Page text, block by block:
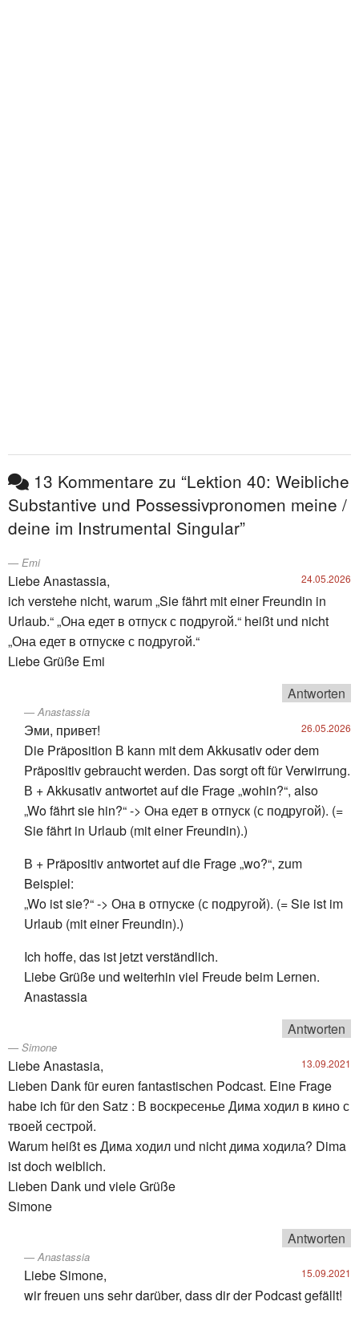
13 Kommentare zu “Lektion 40: Weibliche
Substantive und Possessivpronomen meine /
deine im Instrumental Singular”
Emi
24.05.2026
Liebe Anastassia,
ich verstehe nicht, warum „Sie fährt mit einer Freundin in
Urlaub.“ „Она едет в отпуск с подругой.“ heißt und nicht
„Она едет в отпускe с подругой.“
Liebe Grüße Emi
Antworten
Anastassia
26.05.2026
Эми, привет!
Die Präposition В kann mit dem Akkusativ oder dem
Präpositiv gebraucht werden. Das sorgt oft für Verwirrung.
В + Akkusativ antwortet auf die Frage „wohin?“, also
„Wo fährt sie hin?“ -> Она едет в отпуск (с подругой). (=
Sie fährt in Urlaub (mit einer Freundin).)
В + Präpositiv antwortet auf die Frage „wo?“, zum
Beispiel:
„Wo ist sie?“ -> Она в отпуске (с подругой). (= Sie ist im
Urlaub (mit einer Freundin).)
Ich hoffe, das ist jetzt verständlich.
Liebe Grüße und weiterhin viel Freude beim Lernen.
Anastassia
Antworten
Simone
13.09.2021
Liebe Anastasia,
Lieben Dank für euren fantastischen Podcast. Eine Frage
habe ich für den Satz : В воскресенье Дима ходил в кино с
твоей сестрой.
Warum heißt es Дима ходил und nicht дима ходила? Dima
ist doch weiblich.
Lieben Dank und viele Grüße
Simone
Antworten
Anastassia
15.09.2021
Liebe Simone,
wir freuen uns sehr darüber, dass dir der Podcast gefällt!